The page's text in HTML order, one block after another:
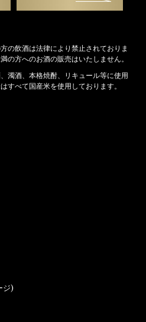
の飲酒は法律により禁止されておりま
の方へのお酒の販売はいたしません。
濁酒、本格焼酎、リキュール等に使用
すべて国産米を使用しております。
ジ)